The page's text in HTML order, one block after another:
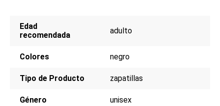
Edad
recomendada
adulto
Colores negro
Tipo de Producto zapatillas
Género unisex